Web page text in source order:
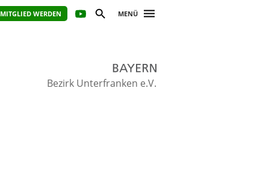
MITGLIED WERDEN MENÜ
Bezirk Unterfranken e.V.